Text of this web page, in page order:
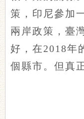
策，印尼參加
兩岸政策，臺
好，在2018年
個縣市。但真